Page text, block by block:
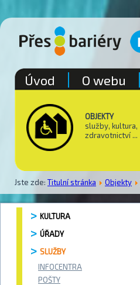
OBJEKTY
služby, kultura,
zdravotnictví ...
Jste zde: Titulní stránka Objekty
Úvod O webu
KULTURA
ÚŘADY
SLUŽBY
INFOCENTRA
POŠTY